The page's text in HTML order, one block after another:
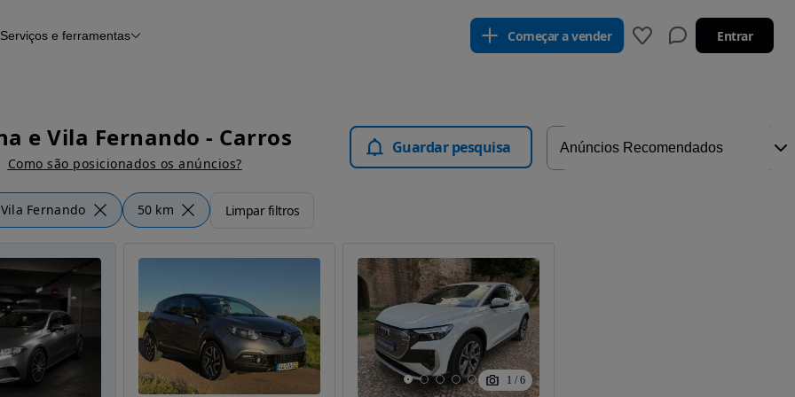
Serviços e ferramentas Começar a vender Entrar
e Vila Fernando - Carros
Como são posicionados os anúncios?
Guardar pesquisa
Fernando 50 km Limpar filtros
1 / 6